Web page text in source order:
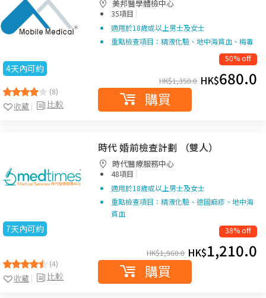
4天內可約
(8)
比較
收藏
美邦醫學體檢中心
35項目 |
適用於18歲或以上男士及女士
重點檢查項目：精液化驗、地中海貧血、梅毒
50% off
HK$1,350.0 HK$680.0
購買
7天內可約
(4)
比較
收藏
時代 婚前檢查計劃 （雙人）
時代醫療服務中心
48項目 |
適用於18歲或以上男士及女士
重點檢查項目：精液化驗、德國痲疹、地中海
貧血
38% off
HK$1,960.0 HK$1,210.0
購買